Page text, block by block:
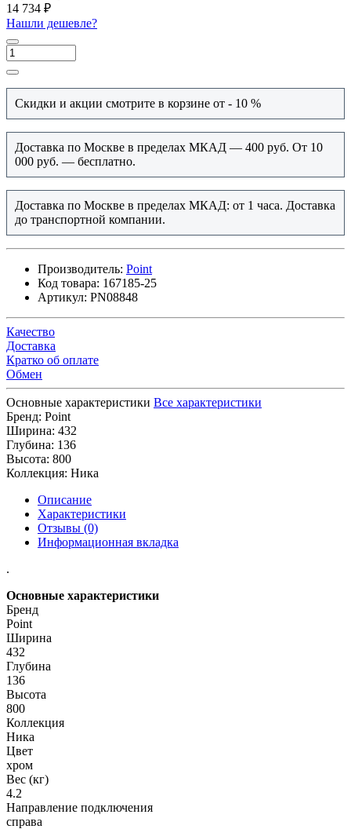
14 734 ₽
Нашли дешевле?
Скидки и акции смотрите в корзине от - 10 %
Доставка по Москве в пределах МКАД — 400 руб. От 10
000 руб. — бесплатно.
Доставка по Москве в пределах МКАД: от 1 часа. Доставка
до транспортной компании.
Производитель: Point
Код товара: 167185-25
Артикул: PN08848
Качество
Доставка
Кратко об оплате
Обмен
Основные характеристики Все характеристики
Бренд: Point
Ширина: 432
Глубина: 136
Высота: 800
Коллекция: Ника
Описание
Характеристики
Отзывы (0)
Информационная вкладка
.
Основные характеристики
Бренд
Point
Ширина
432
Глубина
136
Высота
800
Коллекция
Ника
Цвет
хром
Вес (кг)
4.2
Направление подключения
справа